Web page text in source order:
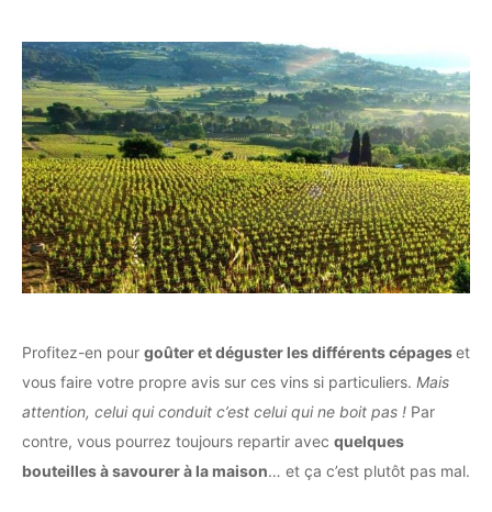
Profitez-en pour goûter et déguster les différents cépageset
vous faire votre propre avis sur ces vins si particuliers. Mais
attention, celui qui conduit c’est celui qui ne boit pas ! Par
contre, vous pourrez toujours repartir avec quelques
bouteilles à savourer à la maison… et ça c’est plutôt pas mal.